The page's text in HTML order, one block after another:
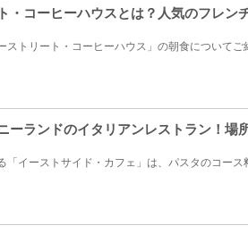
・コーヒーハウスとは？人気のフレン
トリート・コーヒーハウス」の朝食についてご
ーランドのイタリアンレストラン！場
イーストサイド・カフェ」は、パスタのコース